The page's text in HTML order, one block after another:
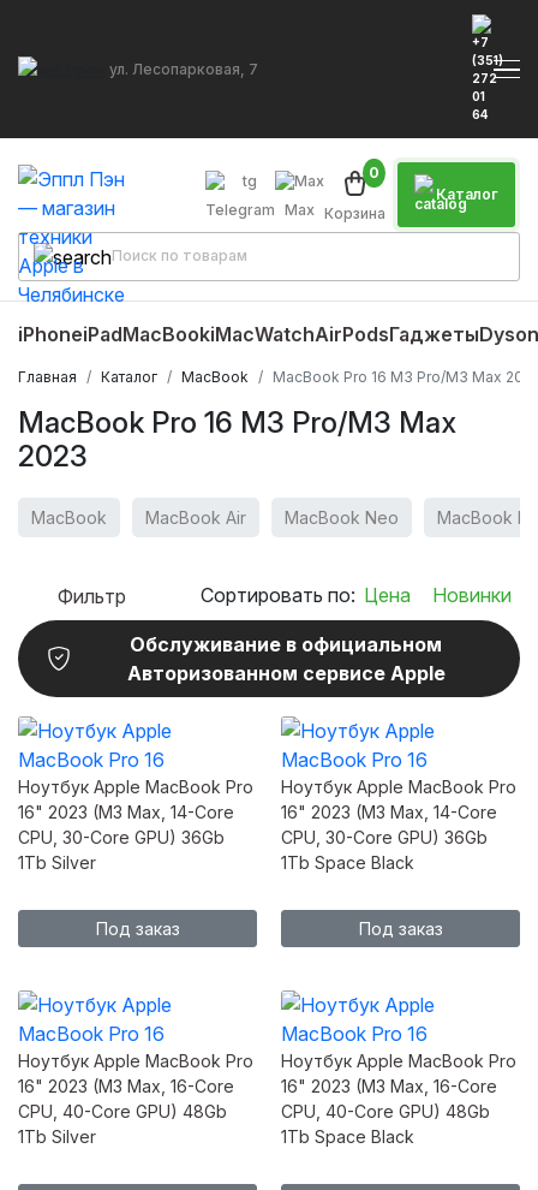
ул. Лесопарковая, 7
Каталог
Telegram Max Корзина
0
iPhoneiPadMacBookiMacWatchAirPodsГаджетыDyson
Главная Каталог MacBook MacBook Pro 16 M3 Pro/M3 Max
MacBook Pro 16 M3 Pro/M3 Max
2023
MacBook MacBook Air MacBook Neo MacBook
Фильтр Сортировать по: Цена Новинки
Обслуживание в официальном
Авторизованном сервисе Apple
Ноутбук Apple MacBook Pro
16" 2023 (M3 Max, 14-Core
CPU, 30-Core GPU) 36Gb
1Tb Silver
Под заказ
Ноутбук Apple MacBook Pro
16" 2023 (M3 Max, 14-Core
CPU, 30-Core GPU) 36Gb
1Tb Space Black
Под заказ
Ноутбук Apple MacBook Pro
16" 2023 (M3 Max, 16-Core
CPU, 40-Core GPU) 48Gb
1Tb Silver
Ноутбук Apple MacBook Pro
16" 2023 (M3 Max, 16-Core
CPU, 40-Core GPU) 48Gb
1Tb Space Black